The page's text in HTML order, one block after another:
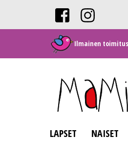
Ilmainen
LAPSET NAISET